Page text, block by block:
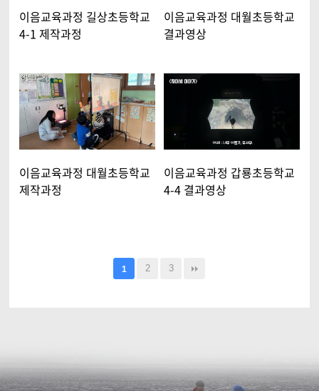
이음교육과정 길상초등학교
4-1 제작과정
이음교육과정 대월초등학교
결과영상
이음교육과정 대월초등학교
제작과정
이음교육과정 갑룡초등학교
4-4 결과영상
1 2 3